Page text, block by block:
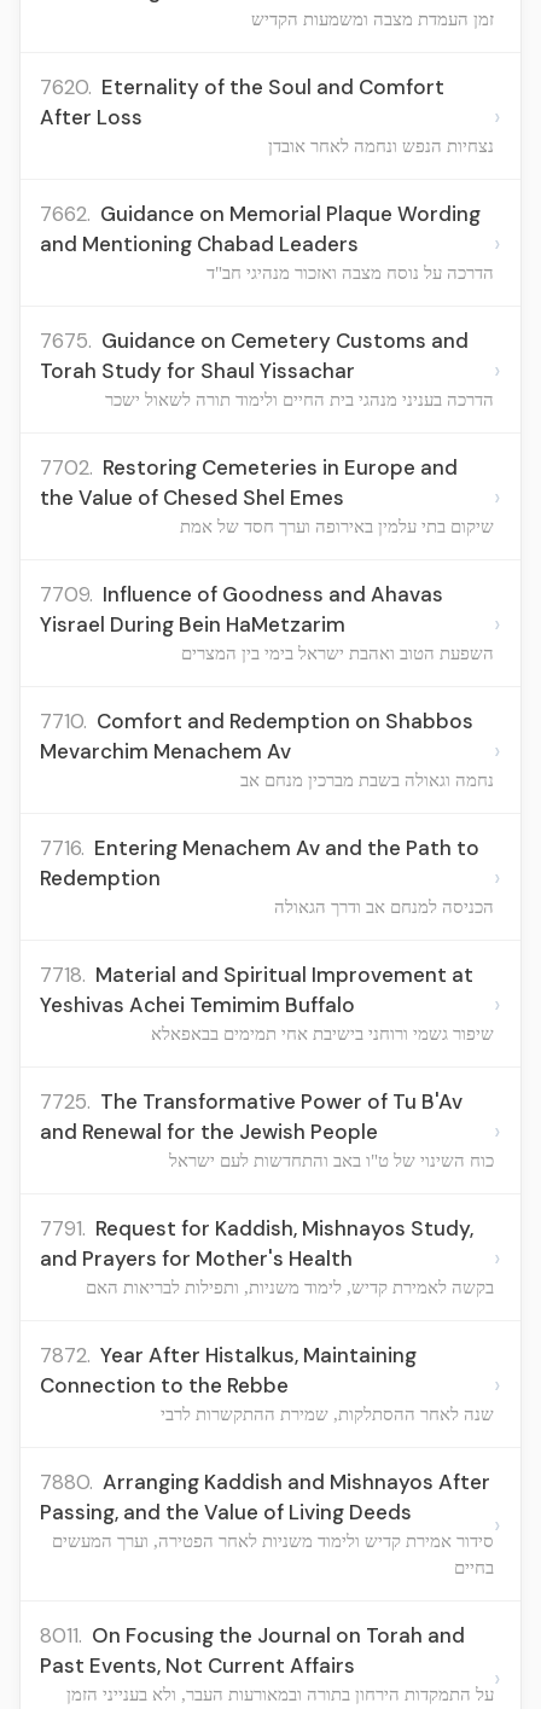
זמן העמדת מצבה ומשמעות הקדיש
7620. Eternality of the Soul and Comfort
After Loss
נצחיות הנפש ונחמה לאחר אובדן
›
7662. Guidance on Memorial Plaque Wording
and Mentioning Chabad Leaders
הדרכה על נוסח מצבה ואזכור מנהיגי חב"ד
›
7675. Guidance on Cemetery Customs and
Torah Study for Shaul Yissachar
הדרכה בעניני מנהגי בית החיים ולימוד תורה לשאול ישכר
›
7702. Restoring Cemeteries in Europe and
the Value of Chesed Shel Emes
שיקום בתי עלמין באירופה וערך חסד של אמת
›
7709. Influence of Goodness and Ahavas
Yisrael During Bein HaMetzarim
השפעת הטוב ואהבת ישראל בימי בין המצרים
›
7710. Comfort and Redemption on Shabbos
Mevarchim Menachem Av
נחמה וגאולה בשבת מברכין מנחם אב
›
7716. Entering Menachem Av and the Path to
Redemption
הכניסה למנחם אב ודרך הגאולה
›
7718. Material and Spiritual Improvement at
Yeshivas Achei Temimim Buffalo
שיפור גשמי ורוחני בישיבת אחי תמימים בבאפאלא
›
7725. The Transformative Power of Tu B'Av
and Renewal for the Jewish People
כוח השינוי של ט"ו באב והתחדשות לעם ישראל
›
7791. Request for Kaddish, Mishnayos Study,
and Prayers for Mother's Health
בקשה לאמירת קדיש, לימוד משניות, ותפילות לבריאות האם
›
7872. Year After Histalkus, Maintaining
Connection to the Rebbe
שנה לאחר ההסתלקות, שמירת ההתקשרות לרבי
›
7880. Arranging Kaddish and Mishnayos After
Passing, and the Value of Living Deeds
סידור אמירת קדיש ולימוד משניות לאחר הפטירה, וערך המעשים
בחיים
›
8011. On Focusing the Journal on Torah and
Past Events, Not Current Affairs
על התמקדות הירחון בתורה ובמאורעות העבר, ולא בענייני הזמן
›